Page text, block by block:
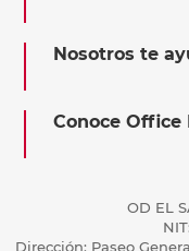
Nosotros te
Conoce Office
OD EL
Dirección: Paseo